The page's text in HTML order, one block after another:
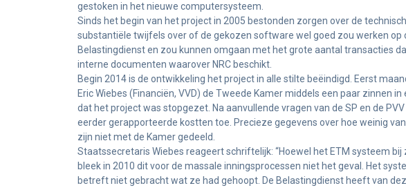
gestoken in het nieuwe computersysteem.
Sinds het begin van het project in 2005 bestonden zorgen over de
substantiële twijfels over of de gekozen software wel goed zou werken op
Belastingdienst en zou kunnen omgaan met het grote aantal transacties
interne documenten waarover NRC beschikt.
Begin 2014 is de ontwikkeling het project in alle stilte beëindigd. Eerst
Eric Wiebes (Financiën, VVD) de Tweede Kamer middels een paar zinnen
dat het project was stopgezet. Na aanvullende vragen van de SP en de
eerder gerapporteerde kostten toe. Precieze gegevens over hoe weinig
zijn niet met de Kamer gedeeld.
Staatssecretaris Wiebes reageert schriftelijk: “Hoewel het ETM systeem
bleek in 2010 dit voor de massale inningsprocessen niet het geval. Het
betreft niet gebracht wat ze had gehoopt. De Belastingdienst heeft van